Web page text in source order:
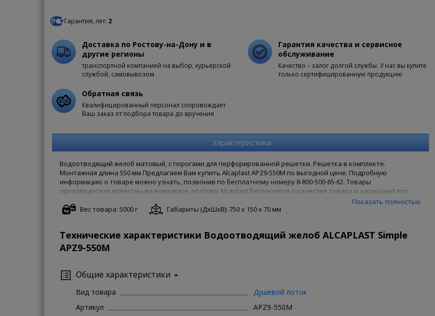
Гарантия, лет: 2
Доставка по Ростову-на-Дону и в
другие регионы
транспортной компанией на выбор, курьерской
службой, самовывозом
Гарантия качества и сервисное
обслуживание
Качество – залог долгой службы. У нас вы купите
только сертифицированную продукцию
Обратная связь
Квалифицированный персонал сопровождает
Ваш заказ от подбора товара до вручения
Характеристики
Водоотводящий желоб матовый, с порогами для перфорированной решетки. Решетка в комплекте.
Монтажная длина 550 мм Предлагаем Вам купить Alcaplast APZ9-550M по выгодной цене. Подробную
информацию о товаре можно узнать, позвонив по бесплатному номеру 8-800-500-65-62. Товары
производителя известны во всем мире, поэтому Alcaplast беспокоятся о качестве товара и защищают его
своей гарантией. Чтобы купить Alcaplast APZ9-550M в нашем интернет магазине, Вам достаточно оформить
заказ онлайн на сайте. Доступны как полная форма оформления, так и заказ в 1 клик. Ваша сантехника - наши
Показать полностью
Вес товара: 5000 г
Габариты (ДxШxВ): 750 x 150 x 70 мм
Технические характеристики Водоотводящий желоб ALCAPLAST Simple
APZ9-550M
Общие характеристики
Вид товара
Душевой лоток
Артикул
APZ9-550M